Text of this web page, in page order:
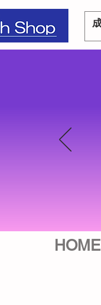
HOME